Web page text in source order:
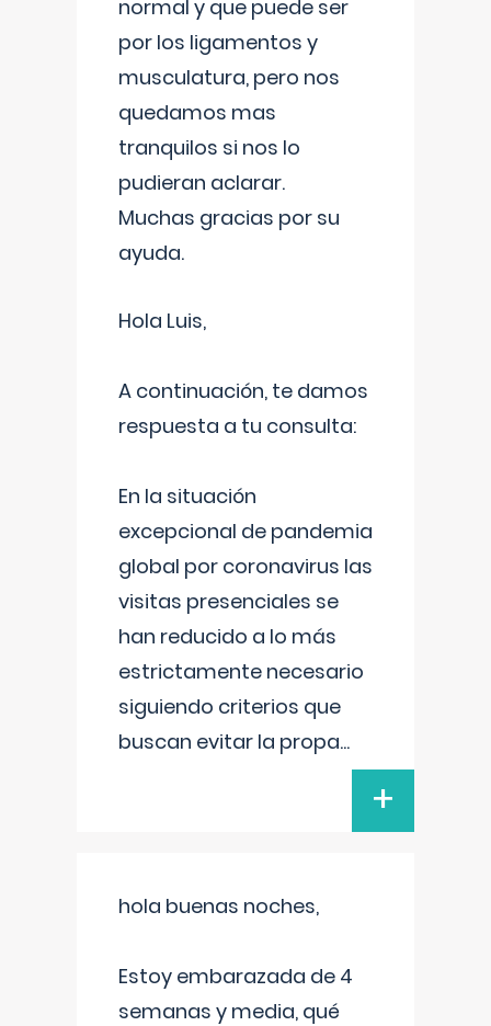
normal y que puede ser
por los ligamentos y
musculatura, pero nos
quedamos mas
tranquilos si nos lo
pudieran aclarar.
Muchas gracias por su
ayuda.
Hola Luis,
A continuación, te damos
respuesta a tu consulta:
En la situación
excepcional de pandemia
global por coronavirus las
visitas presenciales se
han reducido a lo más
estrictamente necesario
siguiendo criterios que
buscan evitar la propa...
+
hola buenas noches,
Estoy embarazada de 4
semanas y media, qué